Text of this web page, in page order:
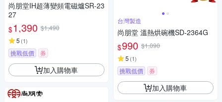
尚朋堂IH超薄變頻電磁爐SR-23
27
$1,390 $1,490
5 (1)
挑戰低價 券
加入購物車
台灣製造
尚朋堂 溫熱烘碗機SD-2364G
$990 $1,090
5 (1)
挑戰低價 券
加入購物車